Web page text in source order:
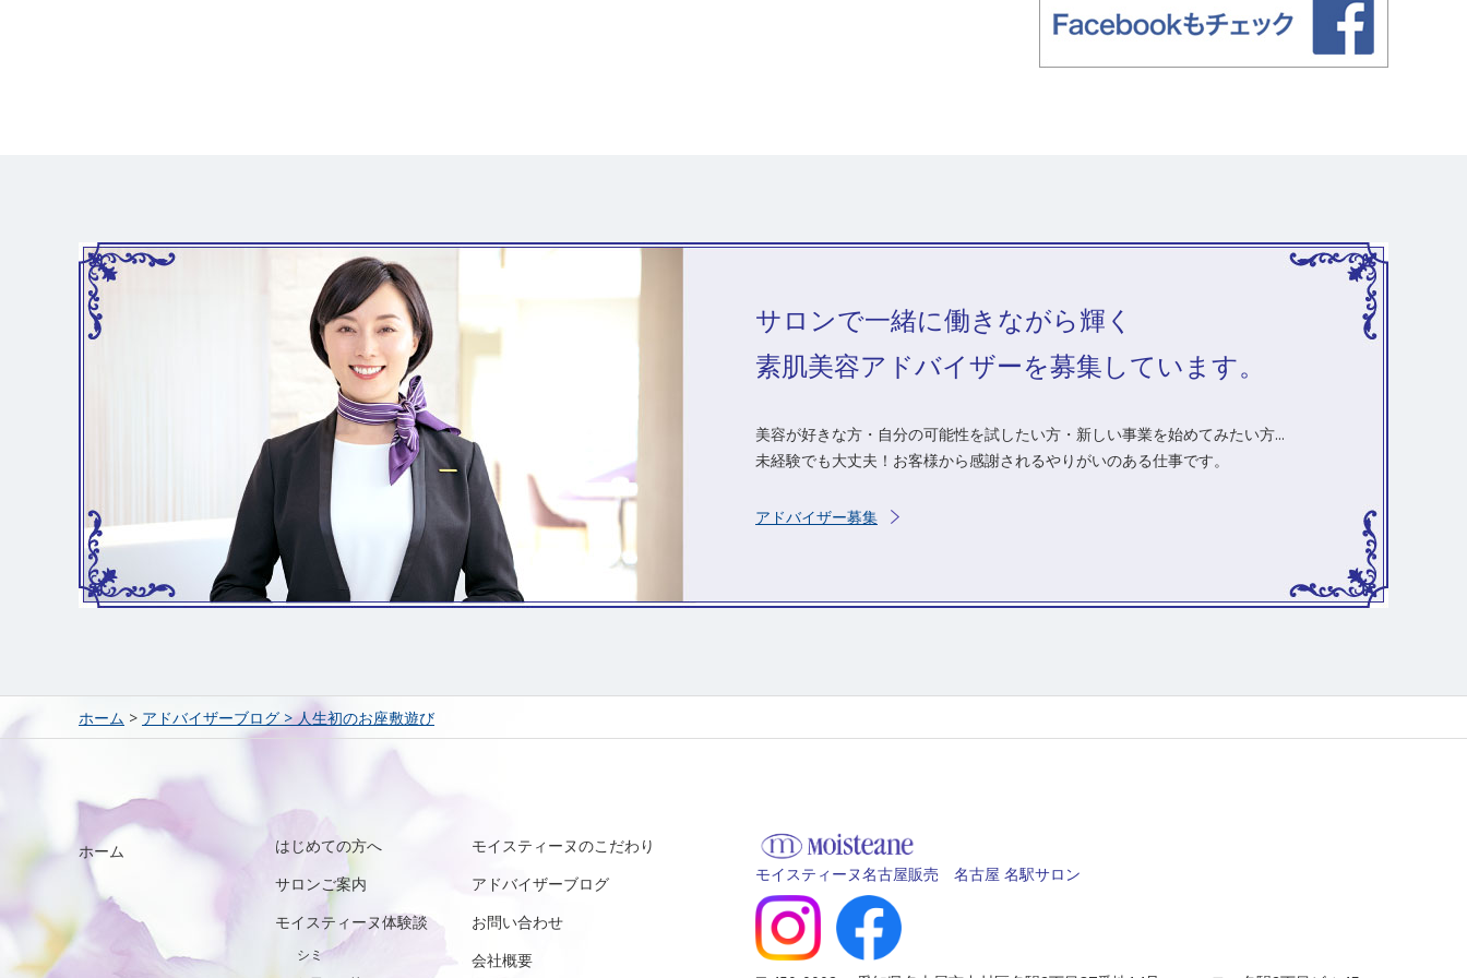
サロンで一緒に働きながら輝く
素肌美容アドバイザーを募集しています。
美容が好きな方・自分の可能性を試したい方・新しい事業を始めてみたい方...
未経験でも大丈夫！お客様から感謝されるやりがいのある仕事です。
アドバイザー募集
ホーム > アドバイザーブログ >人生初のお座敷遊び
ホーム
はじめての方へ
サロンご案内
モイスティーヌ体験談
シミ
モイスティーヌのこだわり
アドバイザーブログ
お問い合わせ
会社概要
モイスティーヌ名古屋販売 名古屋 名駅サロン